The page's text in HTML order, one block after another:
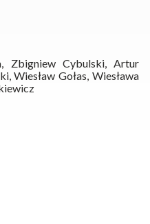
Zbigniew Cybulski, Artur
Wiesław Gołas, Wiesława